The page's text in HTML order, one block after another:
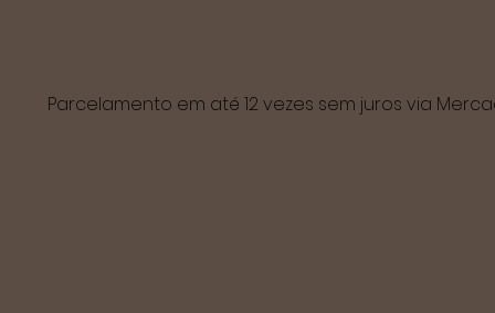
Parcelamento em até 12 vezes sem juros via